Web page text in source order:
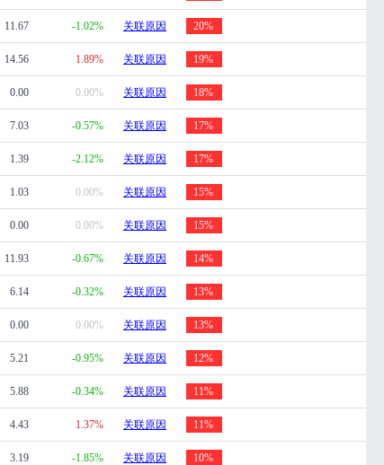
11.67 -1.02% 关联原因 20%
14.56 1.89% 关联原因 19%
0.00 0.00% 关联原因 18%
7.03 -0.57% 关联原因 17%
1.39 -2.12% 关联原因 17%
1.03 0.00% 关联原因 15%
0.00 0.00% 关联原因 15%
11.93 -0.67% 关联原因 14%
6.14 -0.32% 关联原因 13%
0.00 0.00% 关联原因 13%
5.21 -0.95% 关联原因 12%
5.88 -0.34% 关联原因 11%
4.43 1.37% 关联原因 11%
3.19 -1.85% 关联原因 10%